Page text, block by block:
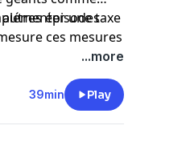
une taxe
ces mesures
de la fast-
épisodes
...more
39min Play